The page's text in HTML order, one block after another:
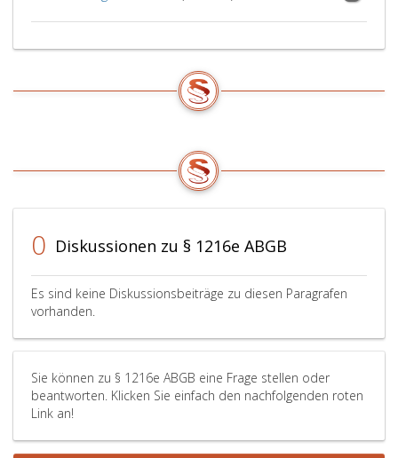
0 Diskussionen zu § 1216e ABGB
Es sind keine Diskussionsbeiträge zu diesen Paragrafen
vorhanden.
Sie können zu § 1216e ABGB eine Frage stellen oder
beantworten. Klicken Sie einfach den nachfolgenden roten
Link an!